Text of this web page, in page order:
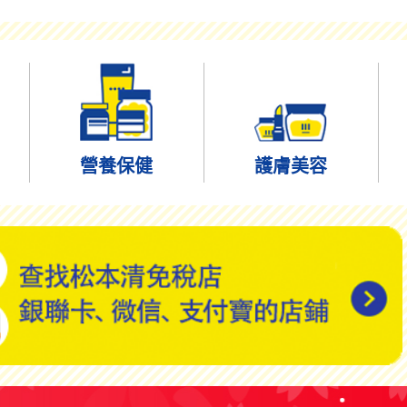
營養保健 護膚美容